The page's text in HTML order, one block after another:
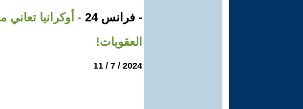
- فرانس 24
- أوكرانيا
العقوبات!
2024 / 7 / 11